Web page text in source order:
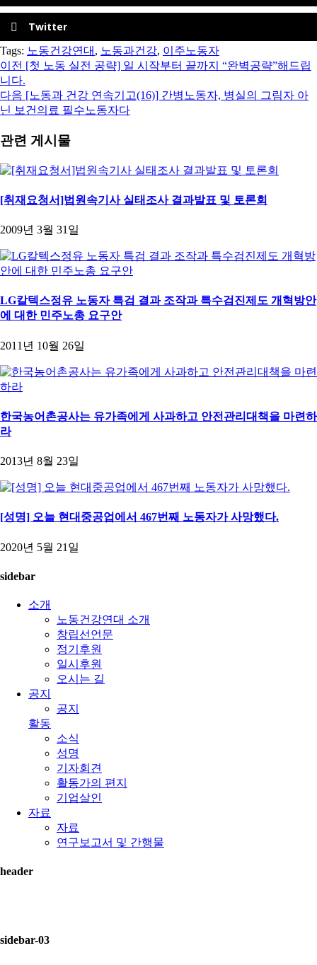
Twitter
Tags: 노동건강연대 , 노동과건강, 이주노동자
이전 [첫 노동 실전 공략] 일 시작부터 끝까지 “완벽공략”해드립
니다.
다음 [노동과 건강 연속기고(16)] 간병노동자, 병실의 그림자 아
닌 보건의료 필수노동자다
관련 게시물
[취재요청서]법원속기사 실태조사 결과발표 및 토론회
2009년 3월 31일
LG칼텍스정유 노동자 특검 결과 조작과 특수검진제도 개혁방안
에 대한 민주노총 요구안
2011년 10월 26일
한국농어촌공사는 유가족에게 사과하고 안전관리대책을 마련하
라
2013년 8월 23일
[성명] 오늘 현대중공업에서 467번째 노동자가 사망했다.
2020년 5월 21일
sidebar
소개
노동건강연대 소개
창립선언문
정기후원
일시후원
오시는 길
공지
공지
활동
소식
성명
기자회견
활동가의 편지
기업살인
자료
자료
연구보고서 및 간행물
header
sidebar-03